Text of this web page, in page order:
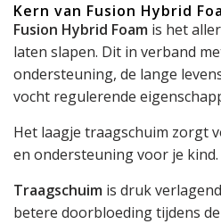
Kern van Fusion Hybrid
Fusion Hybrid Foam is het
laten slapen. Dit in verband
ondersteuning, de lange
vocht regulerende
Het laagje traagschuim zorgt
en ondersteuning voor je kind.
Traagschuim is druk
betere doorbloeding tijdens